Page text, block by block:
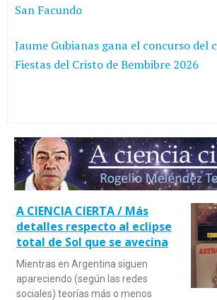
San Facundo
Jaume Gubianas gana el concurso del
Fiestas del Cristo de Bembibre 2026
A CIENCIA CIERTA / Más
detalles respecto al eclipse
total de Sol que se avecina
Mientras en Argentina siguen
apareciendo (según las redes
sociales) teorías más o menos